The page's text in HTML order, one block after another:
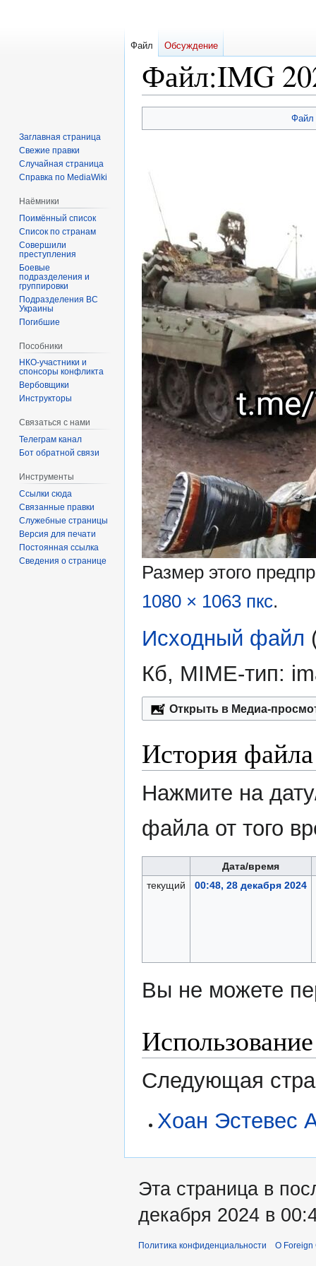
Файл:IMG
к
к
Файл
Размер этого
1080 × 1063 пкс.
Исходный файл
Кб, MIME-тип:
Открыть в Медиа-
История файла
Нажмите на
файла от того
Дата/время
текущий
00:48, 28 декабря 2024
Вы не можете
Следующая
Хоан Эстевес
Файл Обсуждение
Заглавная страница
Свежие правки
Случайная страница
Справка по MediaWiki
Наёмники
Поимённый список
Список по странам
Совершили
преступления
Боевые
подразделения и
группировки
Подразделения ВС
Украины
Погибшие
Пособники
спонсоры конфликта
‏‎Вербовщики
Инструкторы
Связаться с нами
Телеграм канал
Бот обратной связи
Инструменты
Ссылки сюда
Связанные правки
Служебные страницы
Версия для печати
Постоянная ссылка
Сведения о странице
Эта страница в
декабря 2024 в
Политика конфиденциальности О Foreign